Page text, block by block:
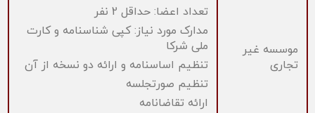
تعداد اعضا: حداقل 2 نفر
مدارک مورد نیاز: کپی شناسنامه و کارت
ملی شرکا
تنظیم اساسنامه و ارائه دو نسخه از آن
تنظیم صورتجلسه
ارائه تقاضانامه
موسسه غیر
تجاری